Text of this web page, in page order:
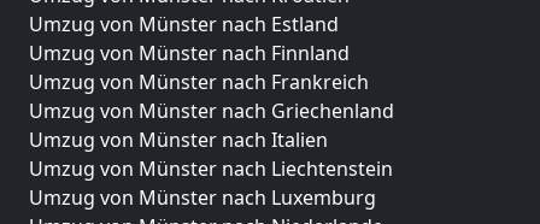
Umzug von Münster nach Estland
Umzug von Münster nach Finnland
Umzug von Münster nach Frankreich
Umzug von Münster nach Griechenland
Umzug von Münster nach Italien
Umzug von Münster nach Liechtenstein
Umzug von Münster nach Luxemburg